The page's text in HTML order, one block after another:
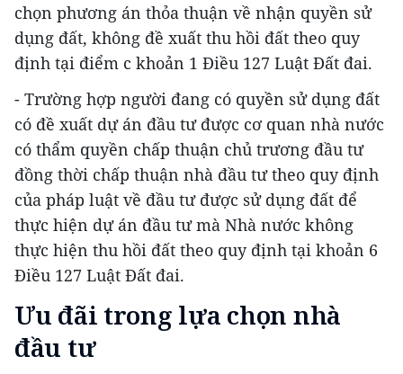
chọn phương án thỏa thuận về nhận quyền sử
dụng đất, không đề xuất thu hồi đất theo quy
định tại điểm c khoản 1 Điều 127 Luật Đất đai.
- Trường hợp người đang có quyền sử dụng đất
có đề xuất dự án đầu tư được cơ quan nhà nước
có thẩm quyền chấp thuận chủ trương đầu tư
đồng thời chấp thuận nhà đầu tư theo quy định
của pháp luật về đầu tư được sử dụng đất để
thực hiện dự án đầu tư mà Nhà nước không
thực hiện thu hồi đất theo quy định tại khoản 6
Điều 127 Luật Đất đai.
Ưu đãi trong lựa chọn nhà
đầu tư